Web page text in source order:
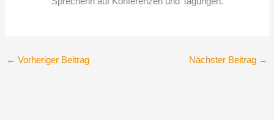
← Vorheriger Beitrag Nächster Beitrag →